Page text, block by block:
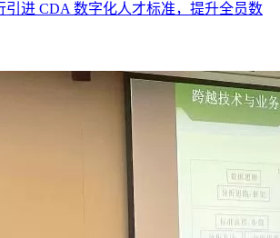
引进 CDA 数字化人才标准，提升全员数